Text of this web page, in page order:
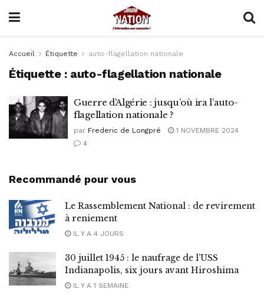
Accueil Étiquette auto-flagellation nationale
Étiquette : auto-flagellation nationale
Guerre d’Algérie : jusqu’où ira l’auto-
flagellation nationale ?
par Frederic de Longpré
1 NOVEMBRE 2024
4
Recommandé pour vous
Le Rassemblement National : de revirement
à reniement
IL Y A 4 JOURS
30 juillet 1945 : le naufrage de l’USS
Indianapolis, six jours avant Hiroshima
IL Y A 1 SEMAINE